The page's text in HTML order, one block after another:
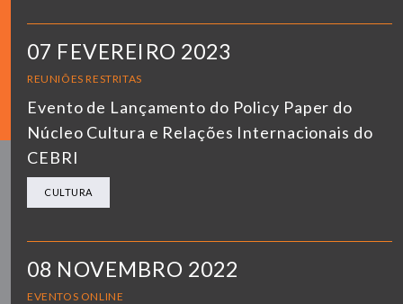
07 FEVEREIRO 2023
REUNIÕES RESTRITAS
Evento de Lançamento do Policy Paper do
Núcleo Cultura e Relações Internacionais do
CEBRI
CULTURA
08 NOVEMBRO 2022
EVENTOS ONLINE